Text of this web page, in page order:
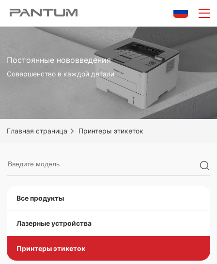
Постоянные нововведения
Совершенство в каждой детали
Главная страница
Принтеры этикеток
Все продукты
Лазерные устройства
Принтеры этикеток
Очистить Сравнить